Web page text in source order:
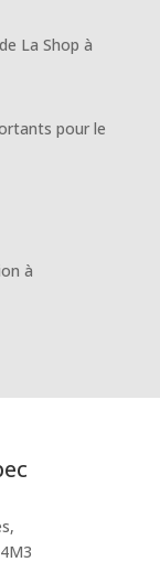
La Shop à
pour le
à